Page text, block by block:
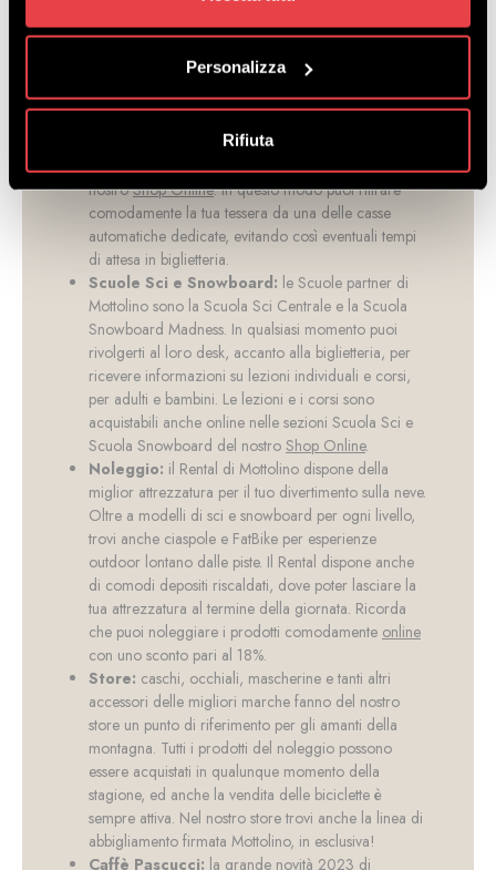
Personalizza
Rifiuta
Ticket office:la biglietteria per acquistare lo
Livigno. Lo skipass può anche essere acquistato
direttamente online nella sezione Skipass Livigno del
nostroShop Online: in questo modo puoi ritirare
comodamente la tua tessera da una delle casse
automatiche dedicate, evitando così eventuali tempi
di attesa in biglietteria.
Scuole Sci e Snowboard: le Scuole partner di
Mottolino sono la Scuola Sci Centrale e la Scuola
Snowboard Madness. In qualsiasi momento puoi
rivolgerti al loro desk, accanto alla biglietteria, per
ricevere informazioni su lezioni individuali e corsi,
per adulti e bambini. Le lezioni e i corsi sono
acquistabili anche online nelle sezioni Scuola Sci e
Scuola Snowboard del nostro Shop Online.
Noleggio: il Rental di Mottolino dispone della
miglior attrezzatura per il tuo divertimento sulla neve.
Oltre a modelli di sci e snowboard per ogni livello,
trovi anche ciaspole e FatBike per esperienze
outdoor lontano dalle piste. Il Rental dispone anche
di comodi depositi riscaldati, dove poter lasciare la
tua attrezzatura al termine della giornata. Ricorda
che puoi noleggiare i prodotti comodamente online
con uno sconto pari al 18%.
Store: caschi, occhiali, mascherine e tanti altri
accessori delle migliori marche fanno del nostro
store un punto di riferimento per gli amanti della
montagna. Tutti i prodotti del noleggio possono
essere acquistati in qualunque momento della
stagione, ed anche la vendita delle biciclette è
sempre attiva. Nel nostro store trovi anche la linea di
abbigliamento firmata Mottolino, in esclusiva!
Caffè Pascucci: la grande novità 2023 di